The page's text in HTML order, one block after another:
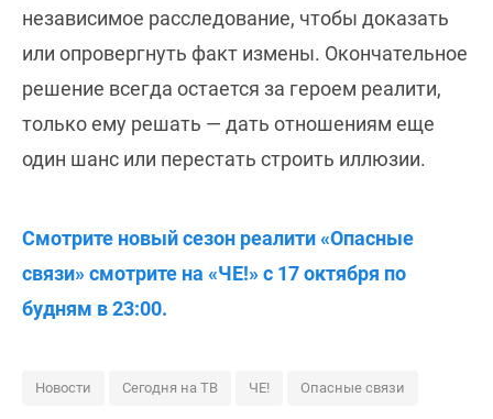
независимое расследование, чтобы доказать
или опровергнуть факт измены. Окончательное
решение всегда остается за героем реалити,
только ему решать — дать отношениям еще
один шанс или перестать строить иллюзии.
Смотрите новый сезон реалити «Опасные
связи» смотрите на «ЧЕ!» с 17 октября по
будням в 23:00.
Новости Сегодня на ТВ ЧЕ! Опасные связи